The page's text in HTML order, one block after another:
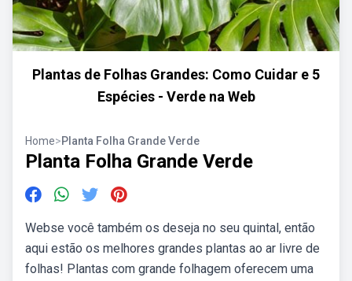
Plantas de Folhas Grandes: Como Cuidar e 5
Espécies - Verde na Web
Home>Planta Folha Grande Verde
Planta Folha Grande Verde
Webse você também os deseja no seu quintal, então
aqui estão os melhores grandes plantas ao ar livre de
folhas! Plantas com grande folhagem oferecem uma